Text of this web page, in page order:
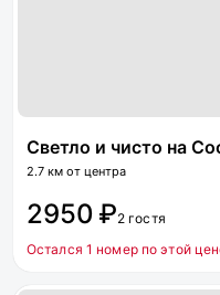
Светло и чисто на
2.7 км от центра
2950 ₽2 гостя
Остался 1 номер по этой